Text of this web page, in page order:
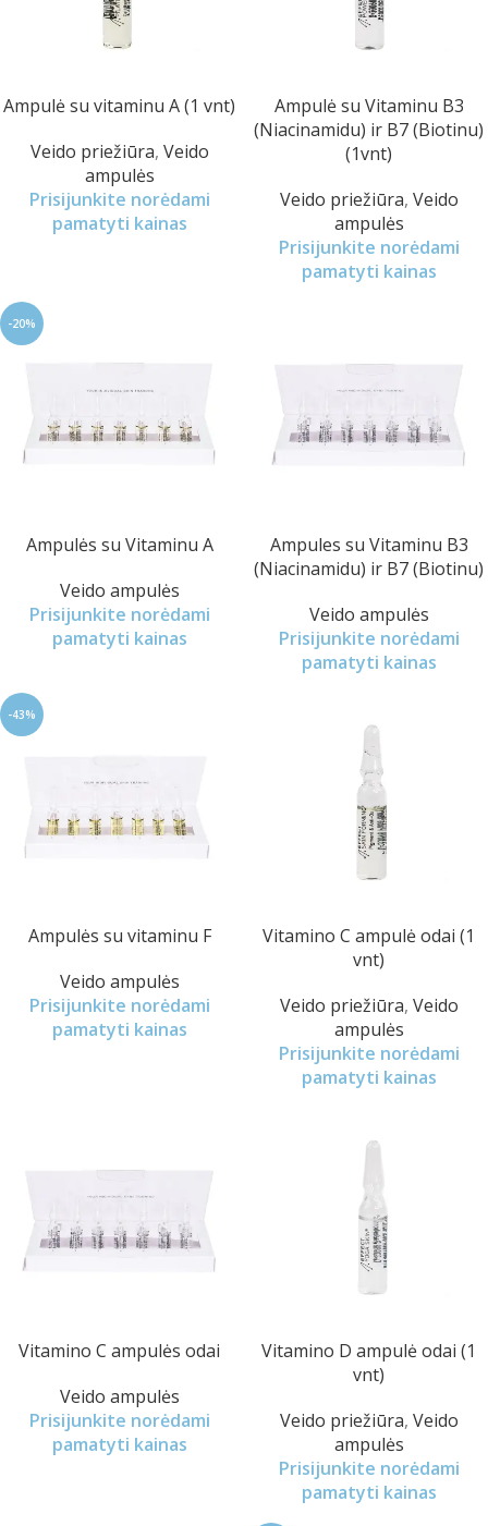
Ampulė su vitaminu A (1 vnt)
Veido priežiūra, Veido
ampulės
Prisijunkite norėdami
pamatyti kainas
Ampulė su Vitaminu B3
(Niacinamidu) ir B7 (Biotinu)
(1vnt)
Veido priežiūra, Veido
ampulės
Prisijunkite norėdami
pamatyti kainas
-20%
Ampulės su Vitaminu A
Veido ampulės
Prisijunkite norėdami
pamatyti kainas
Ampules su Vitaminu B3
(Niacinamidu) ir B7 (Biotinu)
Veido ampulės
Prisijunkite norėdami
pamatyti kainas
-43%
Ampulės su vitaminu F
Veido ampulės
Prisijunkite norėdami
pamatyti kainas
Vitamino C ampulė odai (1
vnt)
Veido priežiūra, Veido
ampulės
Prisijunkite norėdami
pamatyti kainas
Vitamino C ampulės odai
Veido ampulės
Prisijunkite norėdami
pamatyti kainas
Vitamino D ampulė odai (1
vnt)
Veido priežiūra, Veido
ampulės
Prisijunkite norėdami
pamatyti kainas